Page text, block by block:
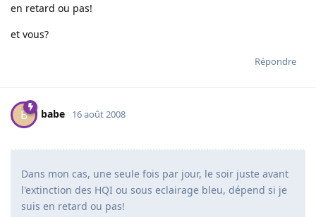
en retard ou pas!
et vous?
Répondre
B babe 16 août 2008
Dans mon cas, une seule fois par jour, le soir juste avant
l'extinction des HQI ou sous eclairage bleu, dépend si je
suis en retard ou pas!